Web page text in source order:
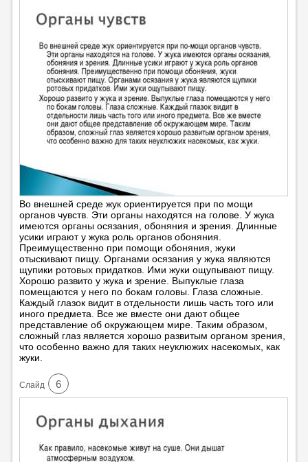
Во внешней среде жук ориентируется при по мощи
органов чувств. Эти органы находятся на голове. У жука
имеются органы осязания, обоняния и зрения. Длинные
усики играют у жука роль органов обоняния.
Преимущественно при помощи обоняния, жуки
отыскивают пищу. Органами осязания у жука являются
щупики ротовых придатков. Ими жуки ощупывают пищу.
Хорошо развито у жука и зрение. Выпуклые глаза
помещаются у него по бокам головы. Глаза сложные.
Каждый глазок видит в отдельности лишь часть того или
иного предмета. Все же вместе они дают общее
представление об окружающем мире. Таким образом,
сложный глаз является хорошо развитым органом зрения,
что особенно важно для таких неуклюжих насекомых, как
жуки.
Cлайд 6